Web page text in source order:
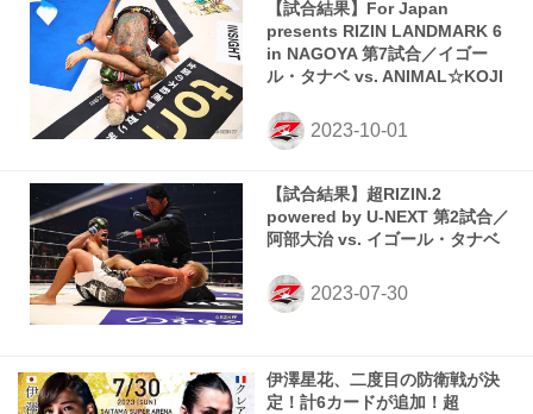
【試合結果】For Japan
presents RIZIN LANDMARK 6
in NAGOYA 第7試合／イゴー
ル・タナベ vs. ANIMAL☆KOJI
【試合結果】超RIZIN.2
powered by U-NEXT 第2試合／
阿部大治 vs. イゴール・タナベ
伊澤星花、二度目の防衛戦が決
定！計6カードが追加！超